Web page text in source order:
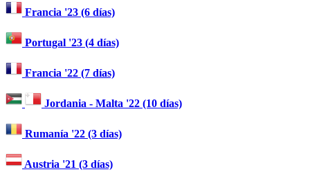
Francia '23 (6 días)
Portugal '23 (4 días)
Francia '22 (7 días)
Jordania - Malta '22 (10 días)
Rumanía '22 (3 días)
Austria '21 (3 días)